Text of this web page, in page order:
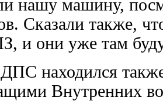
нашу машину,
Сказали также,
и они уже там
находился
Внутренних